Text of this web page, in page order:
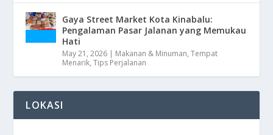
Gaya Street Market Kota Kinabalu:
Pengalaman Pasar Jalanan yang Memukau
Hati
May 21, 2026 | Makanan & Minuman,Tempat
Menarik,Tips Perjalanan
LOKASI